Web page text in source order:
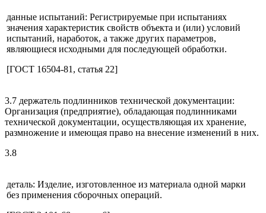
данные испытаний: Регистрируемые при испытаниях
значения характеристик свойств объекта и (или) условий
испытаний, наработок, а также других параметров,
являющиеся исходными для последующей обработки.
[ГОСТ 16504-81, статья 22]
3.7 держатель подлинников технической документации:
Организация (предприятие), обладающая подлинниками
технической документации, осуществляющая их хранение,
размножение и имеющая право на внесение изменений в них.
3.8
деталь: Изделие, изготовленное из материала одной марки
без применения сборочных операций.